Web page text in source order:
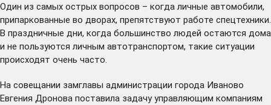
Один из самых острых вопросов – когда личные автомобили,
припаркованные во дворах, препятствуют работе спецтехники.
В праздничные дни, когда большинство людей остаются дома
и не пользуются личным автотранспортом, такие ситуации
происходят очень часто.
На совещании замглавы администрации города Иваново
Евгения Дронова поставила задачу управляющим компаниям